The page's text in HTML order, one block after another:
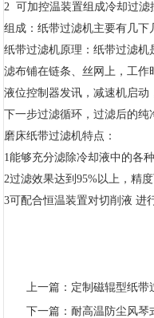
2 可加控温装置组成冷却过滤
组成：纸带过滤机主要有几下
纸带过滤机原理：纸带过滤机
滤布铺在链条、丝网上，工
液位控制器发讯，减速机启
下一步过滤循环，过滤后的纯
磨床纸带过滤机特点：
1能够充分滤除冷却液中的各
2过滤效果达到95%以上，精
3可配合恒温装置对切削液 进
上一篇： 定制磁辊型纸带
下一篇： 耐高温防尘风琴